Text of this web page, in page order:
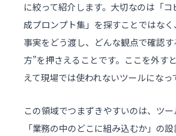
に絞って紹介します。大切なのは「
成プロンプト集」を探すことではな
事実をどう渡し、どんな観点で確認
方”を押さえることです。ここを外す
えて現場では使われないツールになっ
この領域でつまずきやすいのは、ツ
「業務の中のどこに組み込むか」の